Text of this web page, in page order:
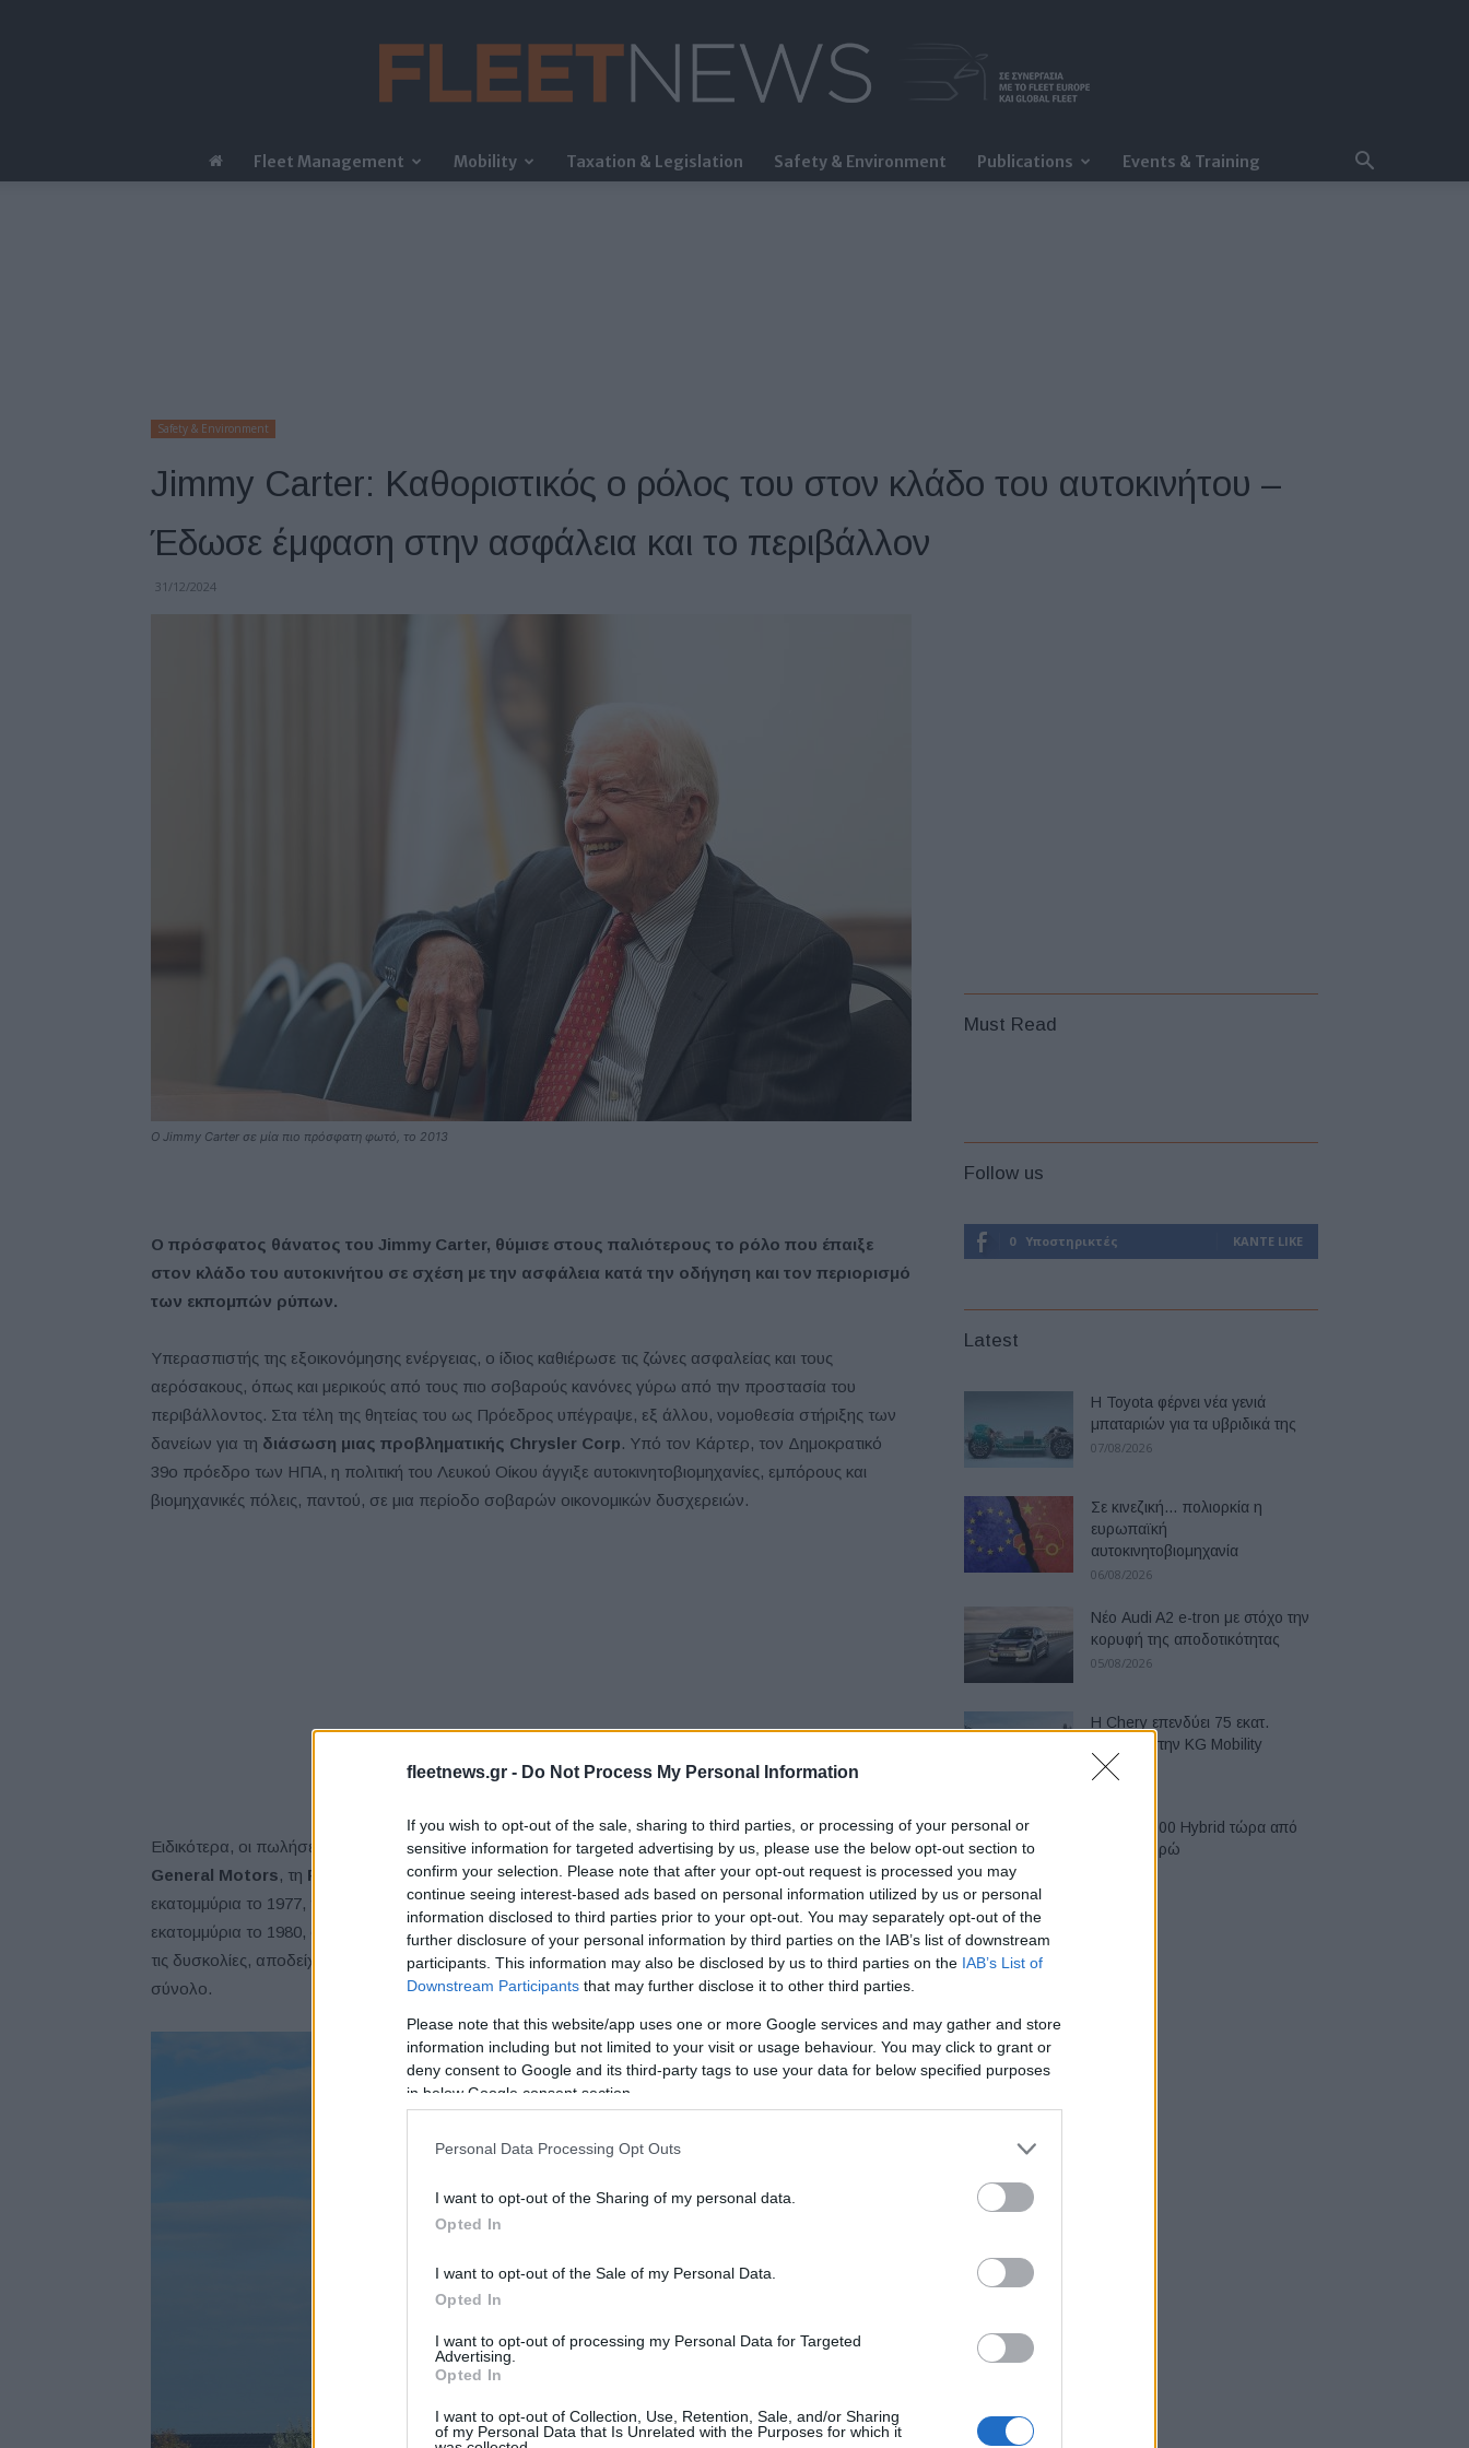
fleetnews.gr - Do Not Process My Personal Information
If you wish to opt-out of the sale, sharing to third parties, or processing of your personal or
sensitive information for targeted advertising by us, please use the below opt-out section to
confirm your selection. Please note that after your opt-out request is processed you may
continue seeing interest-based ads based on personal information utilized by us or personal
information disclosed to third parties prior to your opt-out. You may separately opt-out of the
further disclosure of your personal information by third parties on the IAB’s list of downstream
participants. This information may also be disclosed by us to third parties on the IAB’s List of
Downstream Participants that may further disclose it to other third parties.
Please note that this website/app uses one or more Google services and may gather and store
information including but not limited to your visit or usage behaviour. You may click to grant or
deny consent to Google and its third-party tags to use your data for below specified purposes
in below Google consent section.
Personal Data Processing Opt Outs
I want to opt-out of the Sharing of my personal data.
Opted In
I want to opt-out of the Sale of my Personal Data.
Opted In
I want to opt-out of processing my Personal Data for Targeted
Advertising.
Opted In
I want to opt-out of Collection, Use, Retention, Sale, and/or Sharing
of my Personal Data that Is Unrelated with the Purposes for which it
FleetNews
Fleet Management Mobility Taxation & Legislation Safety & Environment Publications Events & Training
Safety & Environment
Jimmy Carter: Καθοριστικός ο ρόλος του στον κλάδο του αυτοκινήτου –
Έδωσε έμφαση στην ασφάλεια και το περιβάλλον
31/12/2024
O Jimmy Carter σε μία πιο πρόσφατη φωτό, το 2013
Ο πρόσφατος θάνατος του Jimmy Carter, θύμισε στους παλιότερους το ρόλο που έπαιξε
στον κλάδο του αυτοκινήτου σε σχέση με την ασφάλεια κατά την οδήγηση και τον περιορισμό
των εκπομπών ρύπων.
Υπερασπιστής της εξοικονόμησης ενέργειας, ο ίδιος καθιέρωσε τις ζώνες ασφαλείας και τους
αερόσακους, όπως και μερικούς από τους πιο σοβαρούς κανόνες γύρω από την προστασία του
περιβάλλοντος. Στα τέλη της θητείας του ως Πρόεδρος υπέγραψε, εξ άλλου, νομοθεσία στήριξης των
δανείων για τη διάσωση μιας προβληματικής Chrysler Corp. Υπό τον Κάρτερ, τον Δημοκρατικό
39ο πρόεδρο των ΗΠΑ, η πολιτική του Λευκού Οίκου άγγιξε αυτοκινητοβιομηχανίες, εμπόρους και
βιομηχανικές πόλεις, παντού, σε μια περίοδο σοβαρών οικονομικών δυσχερειών.
Ειδικότερα, οι πωλήσεις ελαφρών οχημάτων στις ΗΠΑ, που εξακολουθούν να κυριαρχούνται από τη
General Motors, τη Ford Motor Co., τηνChryslerκαι τηνAmerican Motors, μειώθηκαν από 14,4
εκατομμύρια το 1977, τον πρώτο χρόνο προεδρίας του Carter και 14,9 εκατομμύρια το 1978, σε 11,2
εκατομμύρια το 1980, όταν πια έχασε τις εκλογές από τον Ρόναλντ Ρίγκαν. Η πολιτική του, όμως, παρά
τις δυσκολίες, αποδείχθηκε στη συνέχεια αποτελεσματική για όλους και τις επιχειρήσεις και το κοινωνικό
σύνολο.
Must Read
Follow us
0 Υποστηρικτές ΚΆΝΤΕ LIKE
Latest
Η Toyota φέρνει νέα γενιά
μπαταριών για τα υβριδικά της
07/08/2026
Σε κινεζική… πολιορκία η
ευρωπαϊκή
αυτοκινητοβιομηχανία
06/08/2026
Νέο Audi A2 e-tron με στόχο την
κορυφή της αποδοτικότητας
05/08/2026
Η Chery επενδύει 75 εκατ.
δολάρια στην KG Mobility
04/08/2026
Το FIAT 500 Hybrid τώρα από
18.990 ευρώ